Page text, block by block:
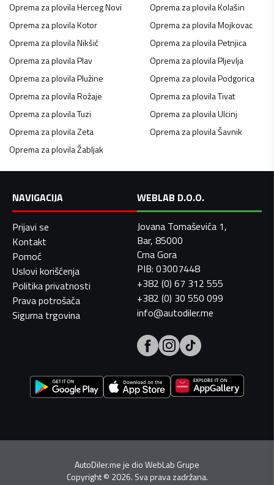
Oprema za plovilaHerceg Novi Oprema za plovilaKolašin
Oprema za plovilaKotor Oprema za plovilaMojkovac
Oprema za plovilaNikšić Oprema za plovilaPetnjica
Oprema za plovilaPlav Oprema za plovilaPljevlja
Oprema za plovilaPlužine Oprema za plovilaPodgorica
Oprema za plovilaRožaje Oprema za plovilaTivat
Oprema za plovilaTuzi Oprema za plovilaUlcinj
Oprema za plovilaZeta Oprema za plovilaŠavnik
Oprema za plovilaŽabljak
NAVIGACIJA
Prijavi se
Kontakt
Pomoć
Uslovi korišćenja
Politika privatnosti
Prava potrošača
Sigurna trgovina
WEBLAB D.O.O.
Jovana Tomaševića 1,
Bar, 85000
Crna Gora
PIB: 03007448
+382 (0) 67 312 555
+382 (0) 30 550 099
info@autodiler.me
AutoDiler.me je dioWebLab Grupe
Copyright© 2026. Sva prava zadržana.